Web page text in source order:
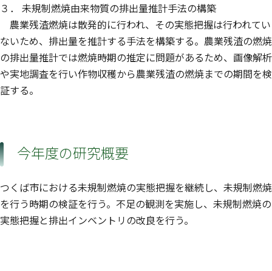
３． 未規制燃焼由来物質の排出量推計手法の構築
農業残渣燃焼は散発的に行われ、その実態把握は行われてい
ないため、排出量を推計する手法を構築する。農業残渣の燃焼
の排出量推計では燃焼時期の推定に問題があるため、画像解析
や実地調査を行い作物収穫から農業残渣の燃焼までの期間を検
証する。
今年度の研究概要
つくば市における未規制燃焼の実態把握を継続し、未規制燃焼
を行う時期の検証を行う。不足の観測を実施し、未規制燃焼の
実態把握と排出インベントリの改良を行う。